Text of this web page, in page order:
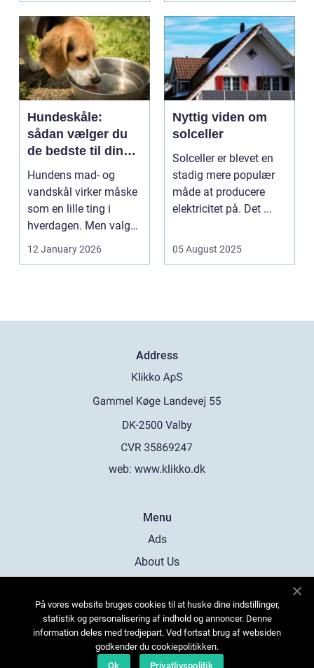
Hundeskåle:
sådan vælger du
de bedste til din
hund
Hundens mad- og
vandskål virker måske
som en lille ting i
hverdagen. Men valg
af sk&arin...
12 January 2026
Nyttig viden om
solceller
Solceller er blevet en
stadig mere populær
måde at producere
elektricitet på. Det ...
05 August 2025
Address
web: www.klikko.dk
Menu
Ads
About Us
Contact
Sitemap
På vores website bruges cookies til at huske dine indstillinger,
statistik og personalisering af indhold og annoncer. Denne
information deles med tredjepart. Ved fortsat brug af websiden
godkender du cookiepolitikken.
Ok
Privatlivspolitik